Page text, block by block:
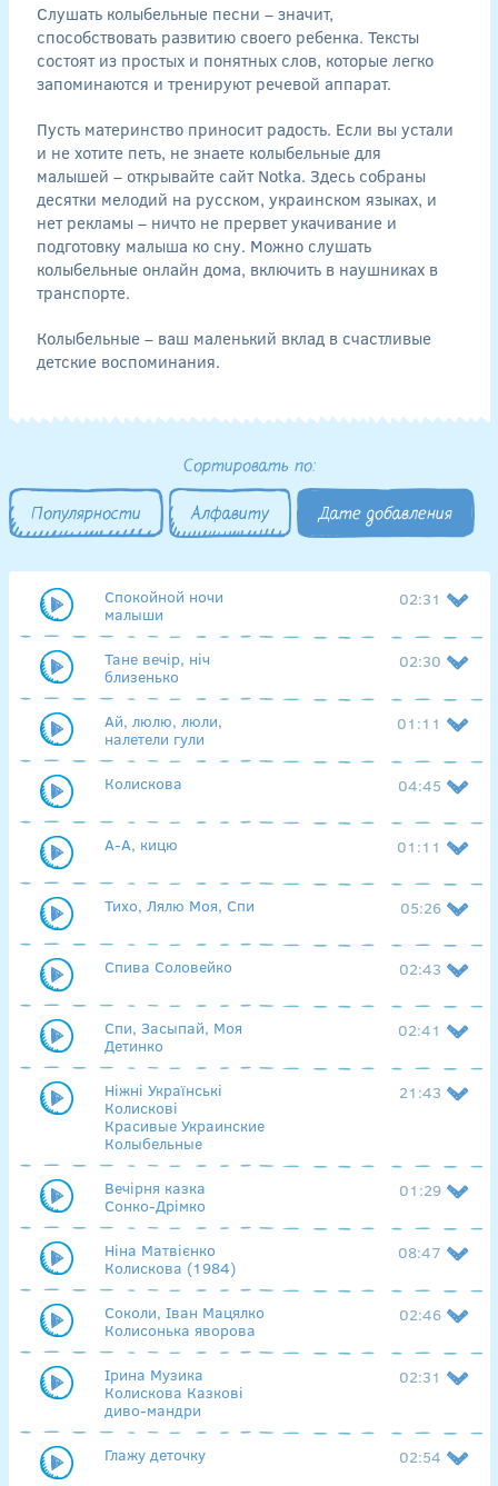
Слушать колыбельные песни – значит,
способствовать развитию своего ребенка. Тексты
состоят из простых и понятных слов, которые легко
запоминаются и тренируют речевой аппарат.
Пусть материнство приносит радость. Если вы устали
и не хотите петь, не знаете колыбельные для
малышей – открывайте сайт Notka. Здесь собраны
десятки мелодий на русском, украинском языках, и
нет рекламы – ничто не прервет укачивание и
подготовку малыша ко сну. Можно слушать
колыбельные онлайн дома, включить в наушниках в
транспорте.
Колыбельные – ваш маленький вклад в счастливые
детские воспоминания.
Сортировать по:
Популярности Алфавиту Дате добавления
Спокойной ночи
малыши
02:31
Тане вечір, ніч
близенько
02:30
Ай, люлю, люли,
налетели гули
01:11
Колискова 04:45
А-А, кицю 01:11
Тихо, Лялю Моя, Спи 05:26
Спива Соловейко 02:43
Спи, Засыпай, Моя
Детинко
02:41
Ніжні Українські
Колискові
Красивые Украинские
Колыбельные
21:43
Вечірня казка
Сонко-Дрімко
01:29
Ніна Матвієнко
Колискова (1984)
08:47
Соколи, Іван Мацялко
Колисонька яворова
02:46
Ірина Музика
Колискова Казкові
диво-мандри
02:31
Глажу деточку 02:54